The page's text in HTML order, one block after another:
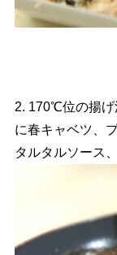
2. 170℃位の揚げ
に春キャベツ、
タルタルソース